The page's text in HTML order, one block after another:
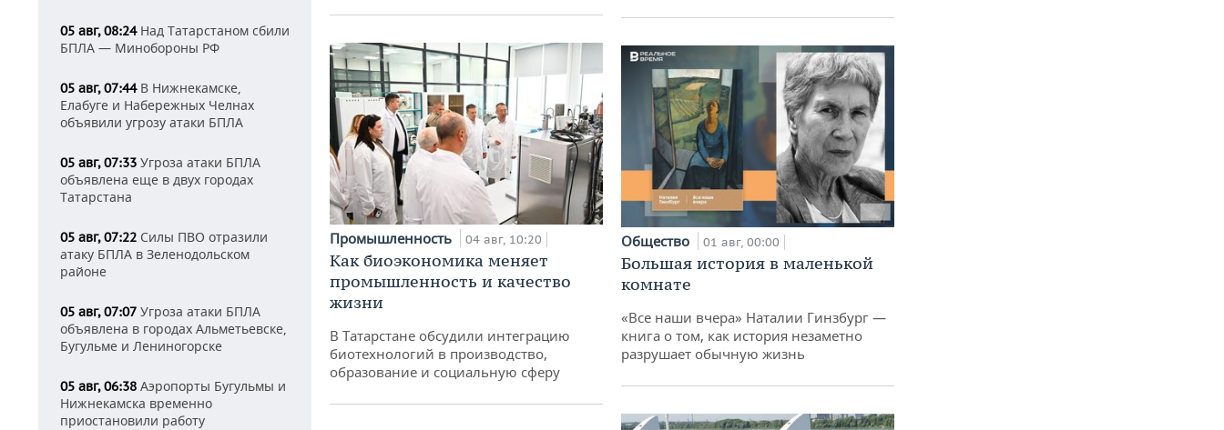
05 авг, 08:24Над Татарстаном сбили
БПЛА — Минобороны РФ
05 авг, 07:44В Нижнекамске,
Елабуге и Набережных Челнах
объявили угрозу атаки БПЛА
05 авг, 07:33 Угроза атаки БПЛА
объявлена еще в двух городах
Татарстана
05 авг, 07:22 Силы ПВО отразили
атаку БПЛА в Зеленодольском
районе
05 авг, 07:07 Угроза атаки БПЛА
объявлена в городах Альметьевске,
Бугульме и Лениногорске
05 авг, 06:38 Аэропорты Бугульмы и
Нижнекамска временно
приостановили работу
Промышленность 04 авг, 10:20
Как биоэкономика меняет
промышленность и качество
жизни
В Татарстане обсудили интеграцию
биотехнологий в производство,
образование и социальную сферу
Общество 01 авг, 00:00
Большая история в маленькой
комнате
«Все наши вчера» Наталии Гинзбург —
книга о том, как история незаметно
разрушает обычную жизнь